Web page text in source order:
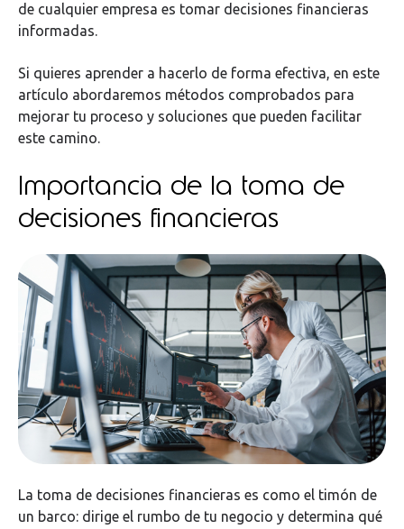
de cualquier empresa es tomar decisiones financieras
informadas.
Si quieres aprender a hacerlo de forma efectiva, en este
artículo abordaremos métodos comprobados para
mejorar tu proceso y soluciones que pueden facilitar
este camino.
Importancia de la toma de
decisiones financieras
La toma de decisiones financieras es como el timón de
un barco: dirige el rumbo de tu negocio y determina qué